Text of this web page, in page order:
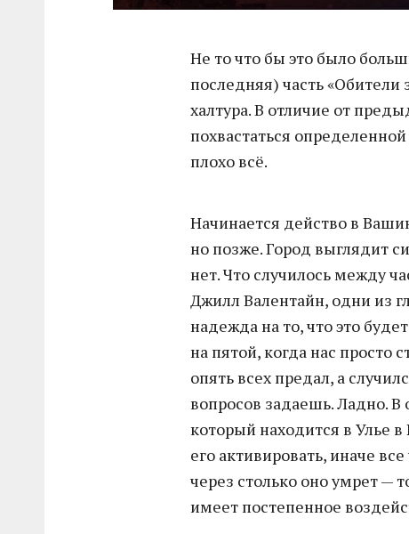
Не то что бы это было
последняя) часть
халтура. В отличие от
похвастаться
плохо всё.
Начинается действо в
но позже. Город выглядит
нет. Что случилось между
Джилл Валентайн, одни из
надежда на то, что это
на пятой, когда нас просто
опять всех предал, а
вопросов задаешь. Ладно. В
который находится в Улье
его активировать, иначе
через столько оно умрет —
имеет постепенное